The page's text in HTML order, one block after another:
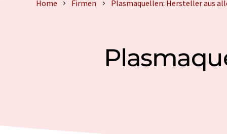
Home Firmen Plasmaquellen: Hersteller aus